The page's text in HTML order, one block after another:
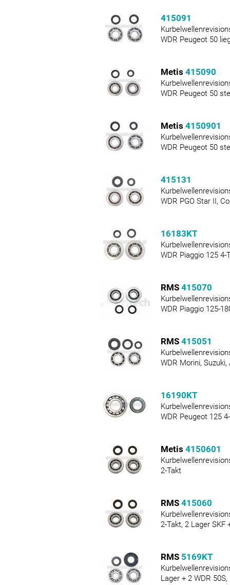
415091
WDR Peugeot 50
Metis 415090
WDR Peugeot 50
Metis 4150901
WDR Peugeot 50
415131
WDR PGO Star II,
16183KT
WDR Piaggio 125 4-
RMS 415070
WDR Piaggio 125-
RMS 415051
WDR Morini,
16190KT
WDR Peugeot 125
Metis 4150601
2-Takt
RMS 415060
2-Takt, 2 Lager SKF
RMS 5169KT
Lager + 2 WDR